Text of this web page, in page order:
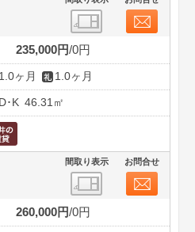
235,000円 0円
1.0ヶ月 1.0ヶ月
･K 46.31㎡
間取り表示 お問合せ
260,000円 0円